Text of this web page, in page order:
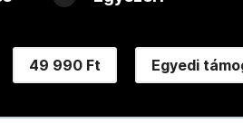
49 990 Ft Egyedi